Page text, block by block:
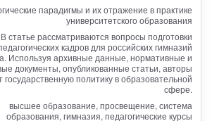
парадигмы и их отражение в практике
университетского образования
В статье рассматриваются вопросы подготовки
кадров для российских гимназий
Используя архивные данные, нормативные и
документы, опубликованные статьи, авторы
политику в образовательной
сфере.
высшее образование, просвещение, система
образования, гимназия, педагогические курсы